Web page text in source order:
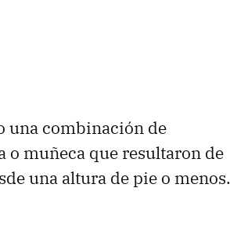
una combinación de
o muñeca que resultaron de
una altura de pie o menos.